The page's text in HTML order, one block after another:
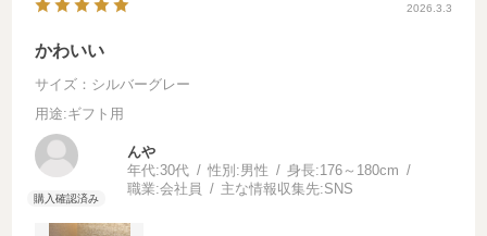
2026.3.3
かわいい
サイズ：シルバーグレー
用途:ギフト用
ん
年代:30代 性別:男性 身長:176～180cm
職業:会社員 主な情報収集先:SNS